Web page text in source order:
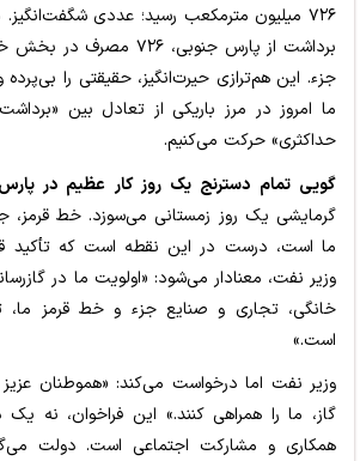
برداشت از پارس جنوبی، ۷۲۶
جزء. این هم‌ترازی حیرت‌انگیز، حقیقتی را
ما امروز در مرز باریکی از تعادل بین
حداکثری» حرکت می‌کنیم.
گویی تمام دسترنج یک روز کار عظیم در
گرمایشی یک روز زمستانی می‌سوزد. خط قرمز،
ما است، درست در این نقطه است که تأکید
وزیر نفت، معنادار می‌شود: «اولویت ما در
خانگی، تجاری و صنایع جزء و خط قرمز
است.»
وزیر نفت اما درخواست می‌کند: «هموطنان
گاز، ما را همراهی کنند.» این فراخوان، نه
همکاری و مشارکت اجتماعی است. دولت